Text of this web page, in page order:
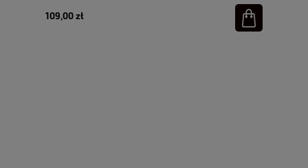
109,00 zł